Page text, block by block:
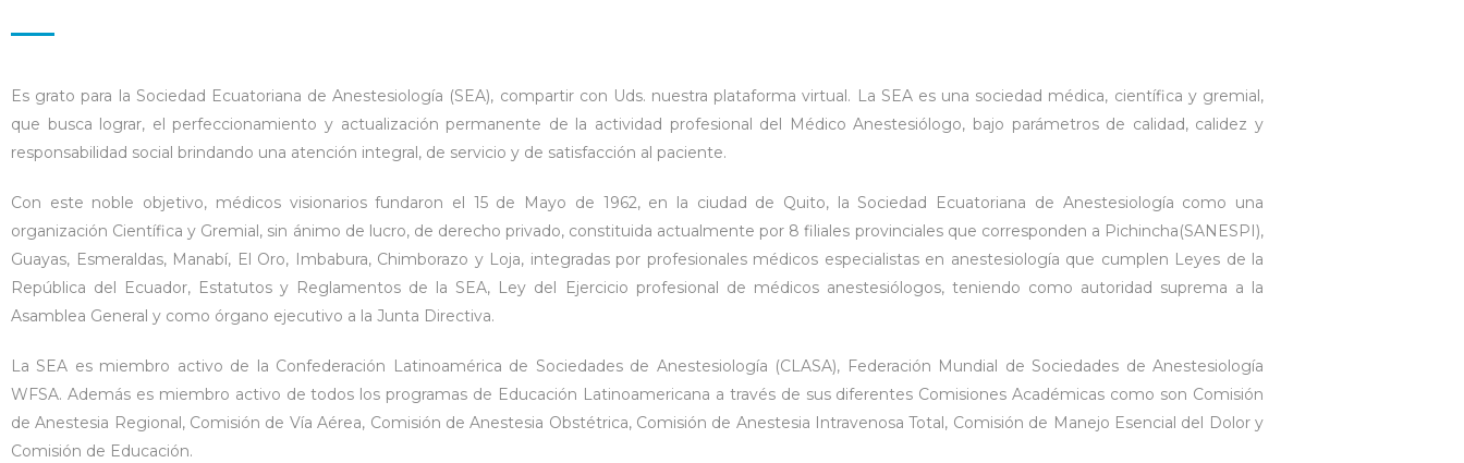
Es grato para la Sociedad Ecuatoriana de Anestesiología (SEA), compartir con Uds. nuestra plataforma virtual. La SEA es una sociedad médica, científica y gremial,
que busca lograr, el perfeccionamiento y actualización permanente de la actividad profesional del Médico Anestesiólogo, bajo parámetros de calidad, calidez y
responsabilidad social brindando una atención integral, de servicio y de satisfacción al paciente.
Con este noble objetivo, médicos visionarios fundaron el 15 de Mayo de 1962, en la ciudad de Quito, la Sociedad Ecuatoriana de Anestesiología como una
organización Científica y Gremial, sin ánimo de lucro, de derecho privado, constituida actualmente por 8 filiales provinciales que corresponden a Pichincha(SANESPI),
Guayas, Esmeraldas, Manabí, El Oro, Imbabura, Chimborazo y Loja, integradas por profesionales médicos especialistas en anestesiología que cumplen Leyes de la
República del Ecuador, Estatutos y Reglamentos de la SEA, Ley del Ejercicio profesional de médicos anestesiólogos, teniendo como autoridad suprema a la
Asamblea General y como órgano ejecutivo a la Junta Directiva.
La SEA es miembro activo de la Confederación Latinoamérica de Sociedades de Anestesiología (CLASA), Federación Mundial de Sociedades de Anestesiología
WFSA. Además es miembro activo de todos los programas de Educación Latinoamericana a través de sus diferentes Comisiones Académicas como son Comisión
de Anestesia Regional, Comisión de Vía Aérea, Comisión de Anestesia Obstétrica, Comisión de Anestesia Intravenosa Total, Comisión de Manejo Esencial del Dolor y
Comisión de Educación.